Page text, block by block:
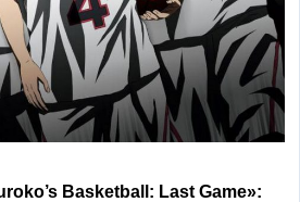
Basketball: Last Game»: